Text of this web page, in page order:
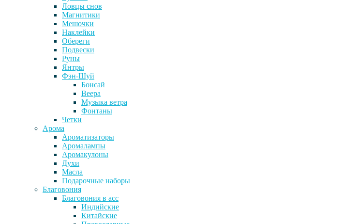
Ловцы снов
Магнитики
Мешочки
Наклейки
Обереги
Подвески
Руны
Янтры
Фэн-Шуй
Бонсай
Веера
Музыка ветра
Фонтаны
Четки
Арома
Ароматизаторы
Аромалампы
Аромакулоны
Духи
Масла
Подарочные наборы
Благовония
Благовония в асс
Индийские
Китайские